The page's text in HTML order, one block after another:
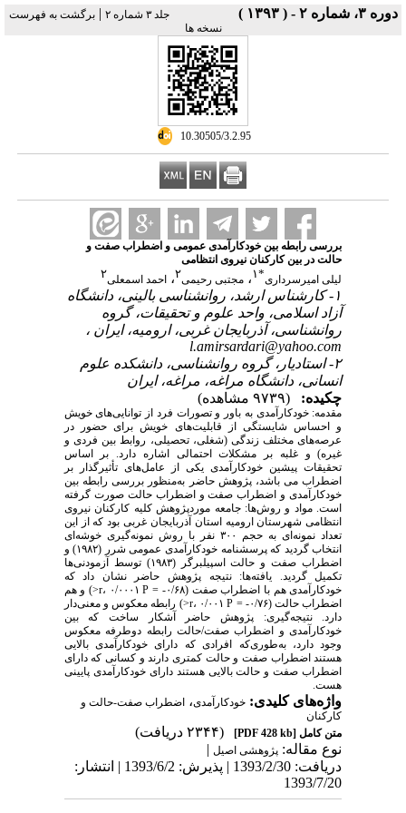
دوره ۳، شماره ۲ - ( ۱۳۹۳ ) جلد ۳ شماره ۲ |برگشت به فهرست
نسخه ها
‎ 10.30505/3.2.95
بررسی رابطه بین خودکارآمدی عمومی و اضطراب صفت و
حالت در بین کارکنان نیروی انتظامی
لیلی امیرسرداری*۱ ، مجتبی رحیمی۲، احمد اسمعلی۲
۱- کارشناس ارشد، روان‎شناسی بالینی، دانشگاه
آزاد اسلامی، واحد علوم و تحقیقات، گروه
روان‎شناسی، آذربایجان غربی، ارومیه، ایران ،
l.amirsardari@yahoo.com
۲- استادیار، گروه روانشناسی، دانشکده علوم
انسانی، دانشگاه مراغه، مراغه، ایران
چکیده:
(۹۷۳۹ مشاهده)
مقدمه: خودکارآمدی به باور و تصورات فرد از توانایی‌های خویش
و احساس شایستگی از قابلیت‌های خویش برای حضور در
عرصه‌های مختلف زندگی (شغلی، تحصیلی، روابط بین فردی و
غیره) و غلبه بر مشکلات احتمالی اشاره دارد. بر اساس
تحقیقات پیشین خودکارآمدی یکی از عامل‌های تأثیرگذار بر
اضطراب می باشد، پژوهش حاضر به‌منظور بررسی رابطه بین
خودکارآمدی و اضطراب صفت و اضطراب حالت صورت گرفته
است. مواد و روش‌ها: جامعه موردپژوهش کلیه کارکنان نیروی
انتظامی شهرستان ارومیه استان آذربایجان غربی بود که از این
تعداد نمونه‌ای به حجم ۳۰۰ نفر با روش نمونه‌گیری خوشه‌ای
انتخاب گردید که پرسشنامه خودکارآمدی عمومی شرر (۱۹۸۲) و
اضطراب صفت و حالت اسپیلبرگر (۱۹۸۳) توسط آزمودنی‌ها
تکمیل گردید. یافته‌ها: نتیجه پژوهش حاضر نشان داد که
خودکارآمدی هم با اضطراب صفت (۰/۶۸- = r، ۰/۰۰۰۱ P<) و هم
اضطراب حالت (۰/۷۶- = r، ۰/۰۰۱ P<) رابطه معکوس و معنی‌دار
دارد. نتیجه‌گیری: پژوهش حاضر آشکار ساخت که بین
خودکارآمدی و اضطراب صفت/حالت رابطه دوطرفه معکوس
وجود دارد، به‌طوری‌که افرادی که دارای خودکارآمدی بالایی
هستند اضطراب صفت و حالت کمتری دارند و کسانی که دارای
اضطراب صفت و حالت بالایی هستند دارای خودکارآمدی پایینی
هست.
واژه‌های کلیدی: خودکارآمدی، اضطراب صفت-حالت و
کارکنان
متن کامل[PDF 428 kb]
(۲۳۴۴ دریافت)
نوع مقاله: پژوهشی اصيل |
دریافت: 1393/2/30 | پذیرش: 1393/6/2 | انتشار:
1393/7/20